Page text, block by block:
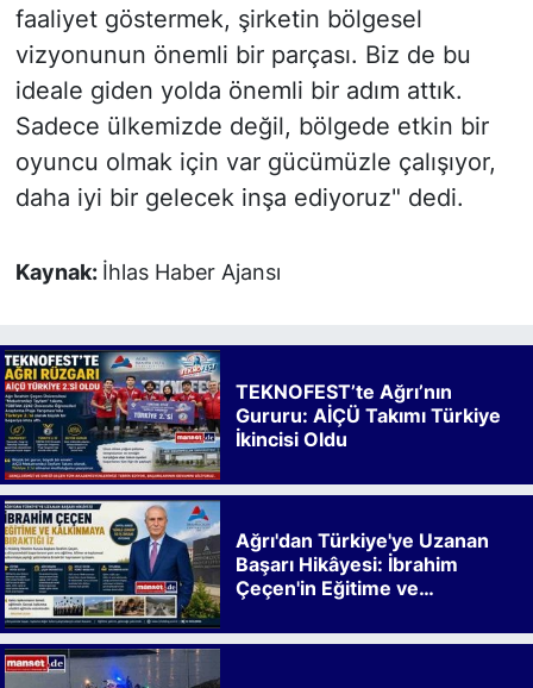
faaliyet göstermek, şirketin bölgesel
vizyonunun önemli bir parçası. Biz de bu
ideale giden yolda önemli bir adım attık.
Sadece ülkemizde değil, bölgede etkin bir
oyuncu olmak için var gücümüzle çalışıyor,
daha iyi bir gelecek inşa ediyoruz" dedi.
Kaynak: İhlas Haber Ajansı
TEKNOFEST’te Ağrı’nın
Gururu: AİÇÜ Takımı Türkiye
İkincisi Oldu
Ağrı'dan Türkiye'ye Uzanan
Başarı Hikâyesi: İbrahim
Çeçen'in Eğitime ve